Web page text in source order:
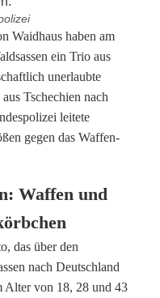
Waidhaus haben am
ein Trio aus
unerlaubte
Tschechien nach
leitete
gegen das Waffen-
Waffen und
das über den
nach Deutschland
Alter von 18, 28 und 43